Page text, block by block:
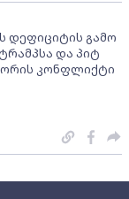
დეფიციტის გამო
და პიტ
კონფლიქტი